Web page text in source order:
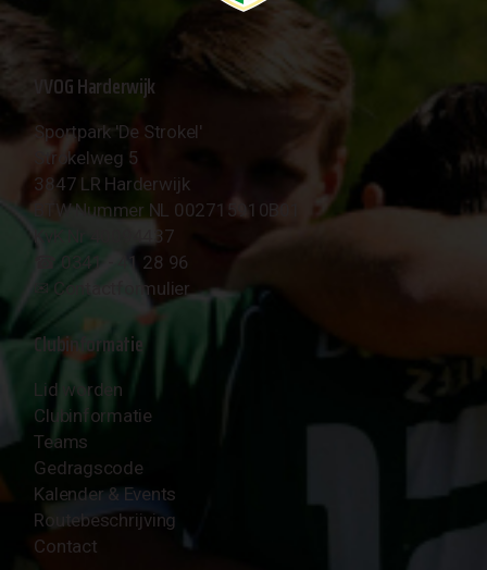
VVOG Harderwijk
Sportpark 'De Strokel'
Strokelweg 5
3847 LR Harderwijk
BTW Nummer NL 002715910B01
KvK Nr 40094437
☎︎ 0341 - 41 28 96
✉︎ Contactformulier
Clubinformatie
Lid worden
Clubinformatie
Teams
Gedragscode
Kalender & Events
Routebeschrijving
Contact